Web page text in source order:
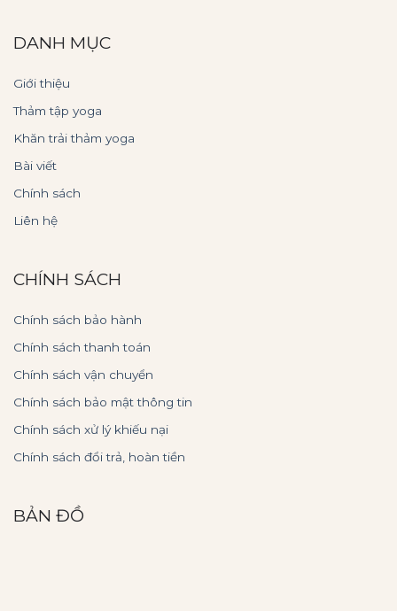
DANH MỤC
Giới thiệu
Thảm tập yoga
Khăn trải thảm yoga
Bài viết
Chính sách
Liên hệ
CHÍNH SÁCH
Chính sách bảo hành
Chính sách thanh toán
Chính sách vận chuyển
Chính sách bảo mật thông tin
Chính sách xử lý khiếu nại
Chính sách đổi trả, hoàn tiền
BẢN ĐỒ